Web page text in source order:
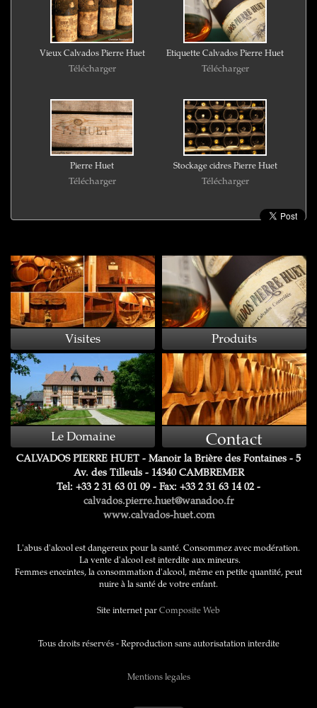
Vieux Calvados Pierre Huet
Télécharger
Etiquette Calvados Pierre Huet
Télécharger
Pierre Huet
Télécharger
Stockage cidres Pierre Huet
Télécharger
Visites Produits
Le Domaine Contact
CALVADOS PIERRE HUET - Manoir la Brière des Fontaines - 5
Av. des Tilleuls - 14340 CAMBREMER
Tel: +33 2 31 63 01 09 - Fax: +33 2 31 63 14 02 -
calvados.pierre.huet@wanadoo.fr
www.calvados-huet.com
L'abus d'alcool est dangereux pour la santé. Consommez avec modération.
La vente d'alcool est interdite aux mineurs.
Femmes enceintes, la consommation d'alcool, même en petite quantité, peut
nuire à la santé de votre enfant.
Site internet parComposite Web
Tous droits réservés - Reproduction sans autorisatation interdite
Mentions legales